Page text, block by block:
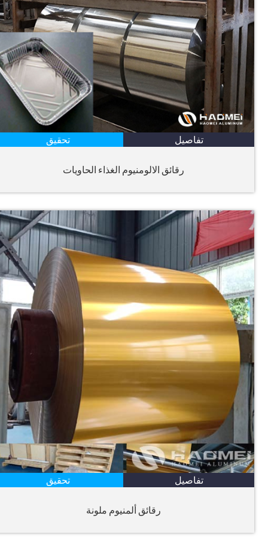
تفاصيل تحقيق
رقائق الالومنيوم الغذاء الحاويات
تفاصيل تحقيق
رقائق ألمنيوم ملونة